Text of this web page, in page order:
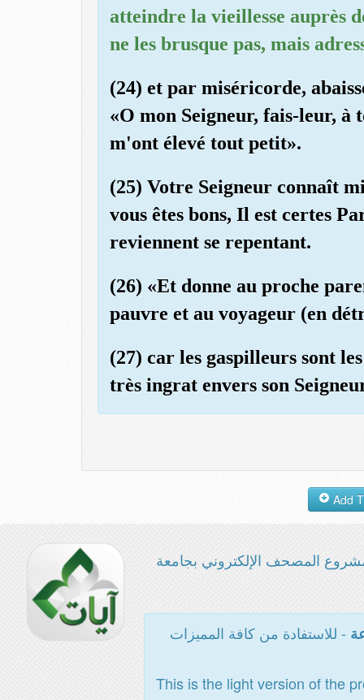
atteindre la vieillesse auprès
ne les brusque pas, mais
(24) et par miséricorde,
«O mon Seigneur, fais-leur, à
m'ont élevé tout petit».
(25) Votre Seigneur connaît
vous êtes bons, Il est certes
reviennent se repentant.
(26) «Et donne au proche
pauvre et au voyageur (en
(27) car les gaspilleurs sont
très ingrat envers son
المصحف الإلكتروني بجامعة
- للاستفادة من كافة المميزات
This is the light version of the